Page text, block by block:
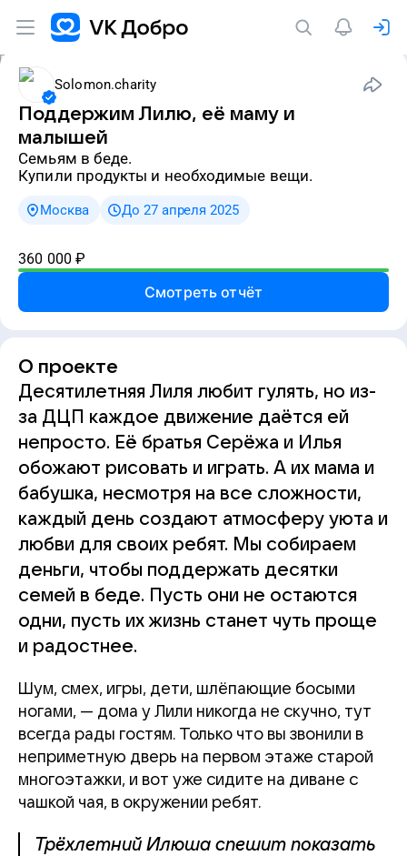
Solomon.charity
Поддержим Лилю, её маму и
малышей
семьям в беде.
Купили продукты и необходимые вещи.
Москва До 27 апреля 2025
360 000 ₽
Смотреть отчёт
О проекте
Десятилетняя Лиля любит гулять, но из-
за ДЦП каждое движение даётся ей
непросто. Её братья Серёжа и Илья
обожают рисовать и играть. А их мама и
бабушка, несмотря на все сложности,
каждый день создают атмосферу уюта и
любви для своих ребят. Мы собираем
деньги, чтобы поддержать десятки
семей в беде. Пусть они не остаются
одни, пусть их жизнь станет чуть проще
и радостнее.
Шум, смех, игры, дети, шлёпающие босыми
ногами, — дома у Лили никогда не скучно, тут
всегда рады гостям. Только что вы звонили в
неприметную дверь на первом этаже старой
многоэтажки, и вот уже сидите на диване с
чашкой чая, в окружении ребят.
Трёхлетний Илюша спешит показать